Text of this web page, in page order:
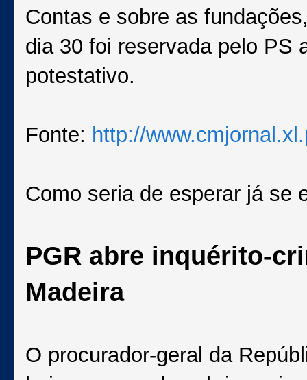
Contas e sobre as
dia 30 foi reservada pelo PS
potestativo.
Fonte: http://
Como seria de esperar já se
PGR abre inquérito-
Madeira
O procurador-geral da